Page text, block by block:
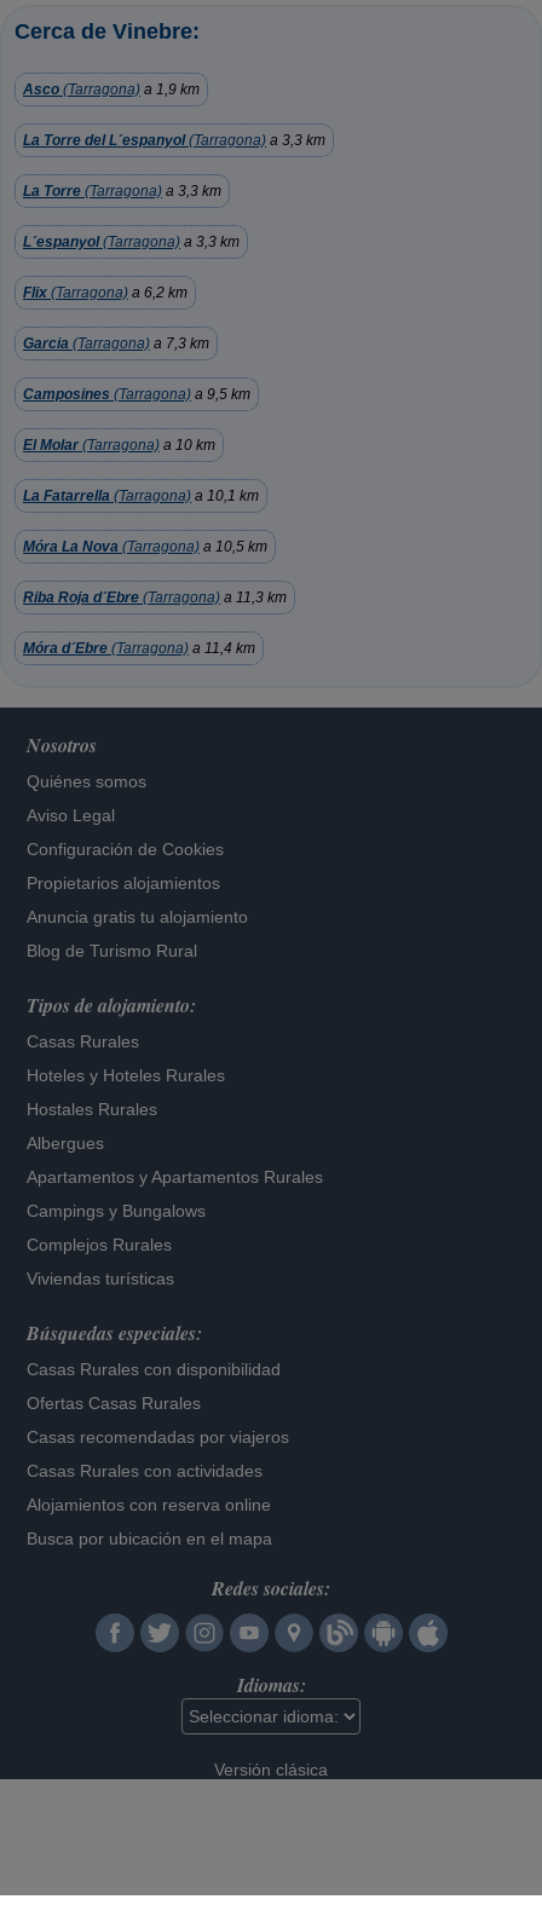
Cerca de Vinebre:
Asco (Tarragona) a 1,9 km
La Torre del L´espanyol(Tarragona) a 3,3 km
La Torre (Tarragona) a 3,3 km
L´espanyol(Tarragona) a 3,3 km
Flix (Tarragona) a 6,2 km
Garcia (Tarragona) a 7,3 km
Camposines (Tarragona) a 9,5 km
El Molar (Tarragona) a 10 km
La Fatarrella (Tarragona) a 10,1 km
Móra La Nova (Tarragona) a 10,5 km
Riba Roja d´Ebre (Tarragona) a 11,3 km
Móra d´Ebre (Tarragona) a 11,4 km
Nosotros
Quiénes somos
Aviso Legal
Configuración de Cookies
Propietarios alojamientos
Anuncia gratis tu alojamiento
Blog de Turismo Rural
Tipos de alojamiento:
Casas Rurales
Hoteles y Hoteles Rurales
Hostales Rurales
Albergues
Apartamentos yApartamentos Rurales
Campings y Bungalows
Complejos Rurales
Viviendas turísticas
Búsquedas especiales:
Casas Rurales con disponibilidad
Ofertas Casas Rurales
Casas recomendadas por viajeros
Casas Rurales con actividades
Alojamientos con reserva online
Busca por ubicación en el mapa
Redes sociales:
Idiomas:
Versión clásica